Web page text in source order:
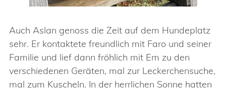
Auch Aslan genoss die Zeit auf dem Hundeplatz
sehr. Er kontaktete freundlich mit Faro und seiner
Familie und lief dann fröhlich mit Em zu den
verschiedenen Geräten, mal zur Leckerchensuche,
mal zum Kuscheln. In der herrlichen Sonne hatten